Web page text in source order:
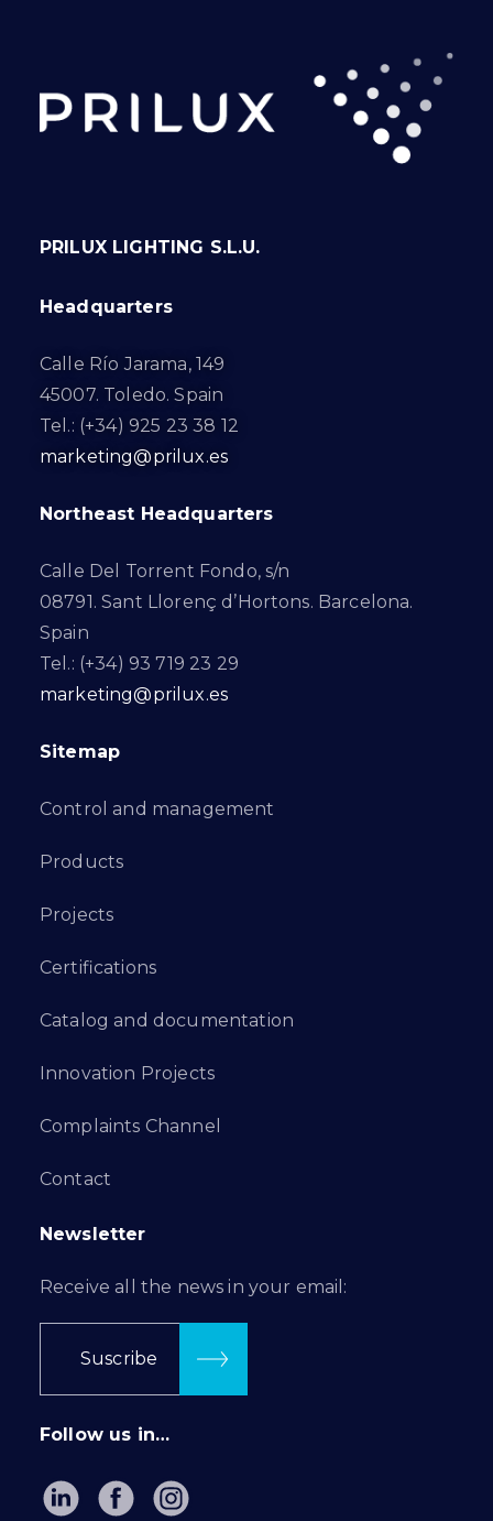
PRILUX LIGHTING S.L.U.
Headquarters
Calle Río Jarama, 149
45007. Toledo. Spain
Tel.: (+34) 925 23 38 12
marketing@prilux.es
Northeast Headquarters
Calle Del Torrent Fondo, s/n
08791. Sant Llorenç d’Hortons. Barcelona.
Spain
Tel.: (+34) 93 719 23 29
marketing@prilux.es
Sitemap
Control and management
Products
Projects
Certifications
Catalog and documentation
Innovation Projects
Complaints Channel
Contact
Newsletter
Receive all the news in your email:
Suscribe
Follow us in…